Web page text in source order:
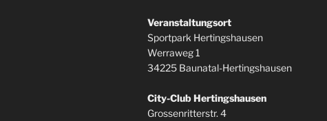
Veranstaltungsort
Sportpark Hertingshausen
Werraweg 1
34225 Baunatal-Hertingshausen
City-Club Hertingshausen
Grossenritterstr. 4